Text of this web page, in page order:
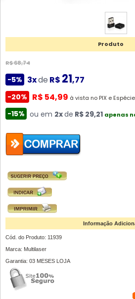
Produto
R$ 68,74
-5% 3xde R$ 21,77
-20% R$ 54,99 à vista no PIX e Espécie
-15% ou em 2xde R$ 29,21 apenas
Informação
Cód. do Produto: 11939
Marca: Multilaser
Garantia: 03 MESES LOJA